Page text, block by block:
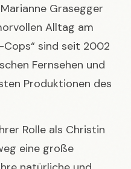
Grasegger
Alltag am
Cops“ sind seit 2002
Fernsehen und
Produktionen des
Rolle als Christin
eine große